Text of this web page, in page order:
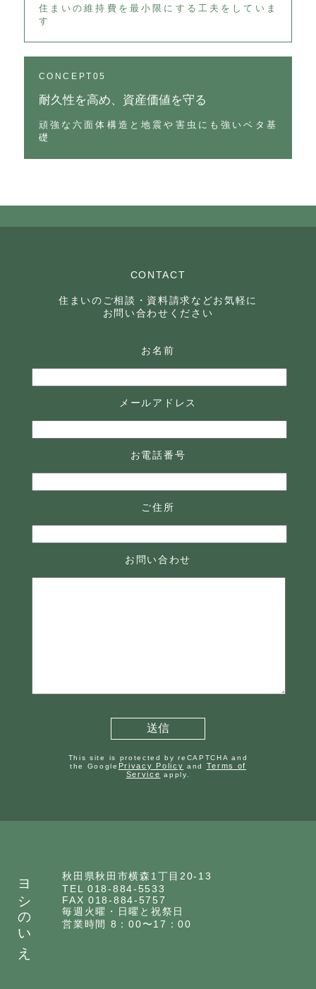
住まいの維持費を最小限にする工夫をしていま
す
CONCEPT05
耐久性を高め、資産価値を守る
頑強な六面体構造と地震や害虫にも強いベタ基
礎
CONTACT
住まいのご相談・資料請求などお気軽に
お問い合わせください
お名前
メールアドレス
お電話番号
ご住所
お問い合わせ
This site is protected by reCAPTCHA and
the Google Privacy Policy and Terms of
Service apply.
ヨシのいえ
秋田県秋田市横森1丁目20-13
TEL 018-884-5533
FAX 018-884-5757
毎週火曜・日曜と祝祭日
営業時間 8：00〜17：00